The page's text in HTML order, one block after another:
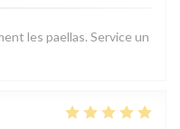
les paellas. Service un